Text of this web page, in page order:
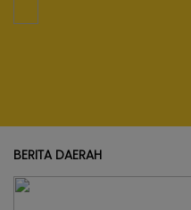
BERITA DAERAH